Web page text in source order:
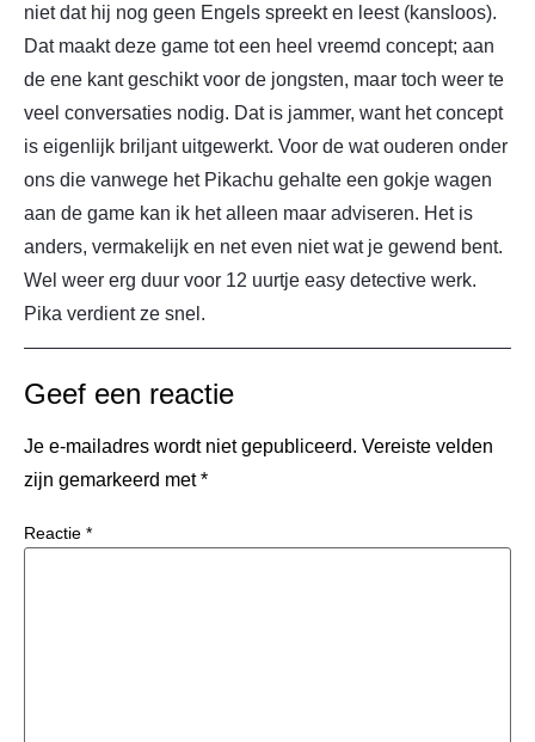
niet dat hij nog geen Engels spreekt en leest (kansloos).
Dat maakt deze game tot een heel vreemd concept; aan
de ene kant geschikt voor de jongsten, maar toch weer te
veel conversaties nodig. Dat is jammer, want het concept
is eigenlijk briljant uitgewerkt. Voor de wat ouderen onder
ons die vanwege het Pikachu gehalte een gokje wagen
aan de game kan ik het alleen maar adviseren. Het is
anders, vermakelijk en net even niet wat je gewend bent.
Wel weer erg duur voor 12 uurtje easy detective werk.
Pika verdient ze snel.
Geef een reactie
Je e-mailadres wordt niet gepubliceerd. Vereiste velden
zijn gemarkeerd met*
Reactie *